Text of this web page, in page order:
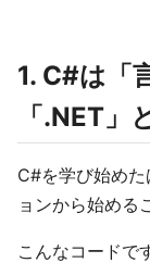
1. C#は「
「.NET 」
C#を学び始め
ョンから始める
こんなコードで